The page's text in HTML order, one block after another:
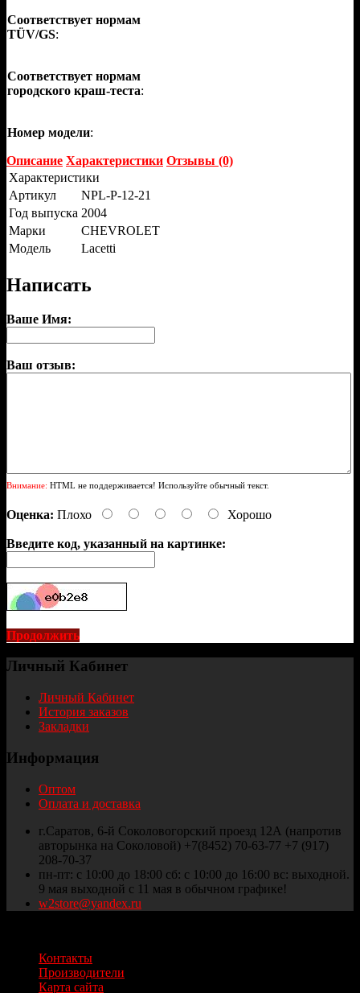
Соответствует нормам
TÜV/GS:
Соответствует нормам
городского краш-теста:
Номер модели:
Описание Характеристики Отзывы (0)
Характеристики
Артикул
NPL-P-12-21
Год выпуска 2004
Марки
CHEVROLET
Модель
Lacetti
Написать
Ваше Имя:
Ваш отзыв:
Внимание: HTML не поддерживается! Используйте обычный текст.
Оценка: Плохо Хорошо
Введите код, указанный на картинке:
Продолжить
Личный Кабинет
Личный Кабинет
История заказов
Закладки
Информация
Оптом
Оплата и доставка
г.Саратов, 6-й Соколовогорский проезд 12А (напротив
авторынка на Соколовой) +7(8452) 70-63-77 +7 (917)
208-70-37
пн-пт: с 10:00 до 18:00 сб: с 10:00 до 16:00 вс: выходной.
9 мая выходной с 11 мая в обычном графике!
w2store@yandex.ru
Контакты
Производители
Карта сайта